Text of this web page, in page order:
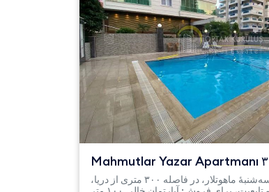
Mahmutlar Yazar Apartmanı ۳ واحد برای
فروش ۲+۱ | مناسب برای ...
در مجاورت بازار سه‌شنبهٔ ماهوتلار، در فاصله ۳۰۰ متری از دریا،